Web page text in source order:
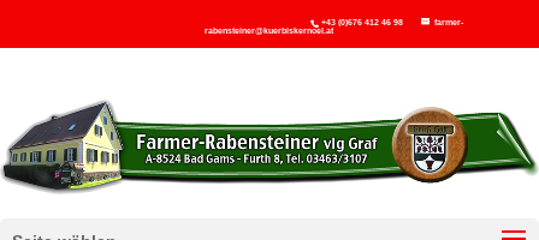
+43 (0)676 412 46 98
farmer-
rabensteiner@kuerbiskernoel.at